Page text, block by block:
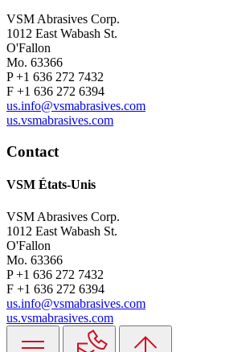
VSM Abrasives Corp.
1012 East Wabash St.
O'Fallon
Mo. 63366
P +1 636 272 7432
F +1 636 272 6394
us.info@vsmabrasives.com
us.vsmabrasives.com
Contact
VSM États-Unis
VSM Abrasives Corp.
1012 East Wabash St.
O'Fallon
Mo. 63366
P +1 636 272 7432
F +1 636 272 6394
us.info@vsmabrasives.com
us.vsmabrasives.com